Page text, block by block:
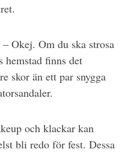
– Okej. Om du ska strosa
hemstad finns det
skor än ett par snygga
och klackar kan
bli redo för fest. Dessa